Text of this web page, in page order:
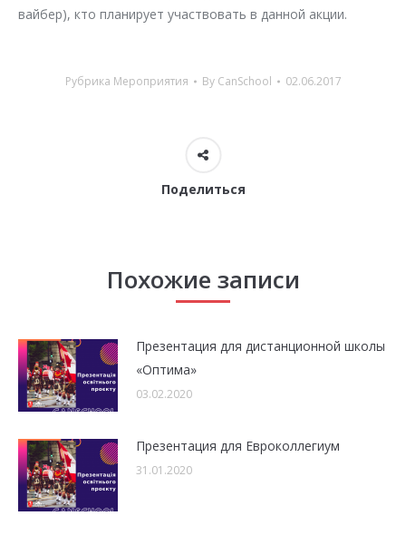
вайбер), кто планирует участвовать в данной акции.
Рубрика Мероприятия By CanSchool 02.06.2017
Поделиться
Похожие записи
Презентация для дистанционной школы
«Оптима»
03.02.2020
Презентация для Евроколлегиум
31.01.2020